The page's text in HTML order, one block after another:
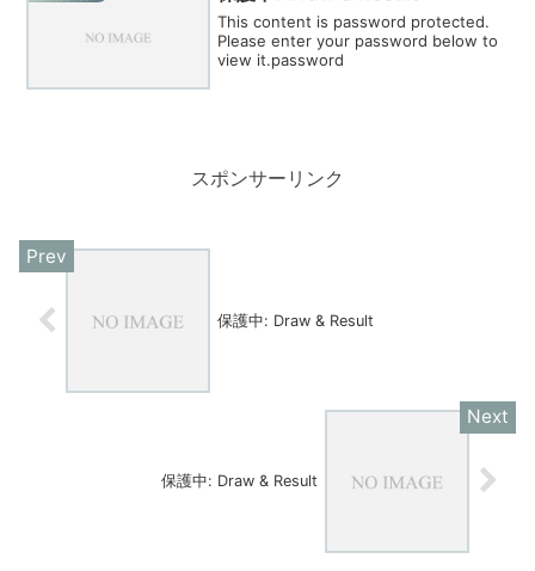
This content is password protected.
Please enter your password below to
view it.password
スポンサーリンク
保護中: Draw & Result
保護中: Draw & Result